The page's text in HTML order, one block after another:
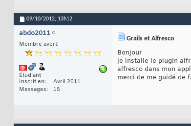
09/10/2012, 13h12
abdo2011
Membre averti
Étudiant
Inscrit en
Avril 2011
Messages
15
Grails et Alfresco
Bonjour
je installe le plugin
alfresco dans mon
merci de me guidé de